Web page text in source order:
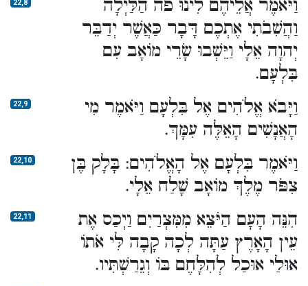
22,8
וַיֹּאמֶר אֲלֵיהֶם לִינוּ פֹה הַלַּיְלָה
וַהֲשִׁבֹתִי אֶתְכֶם דָּבָר כַּאֲשֶׁר יְדַבֵּר
יְהוָה אֵלָי וַיֵּשְׁבוּ שָׂרֵי מוֹאָב עִם
בִּלְעָם.
22,9
וַיָּבֹא אֱלֹהִים אֶל בִּלְעָם וַיֹּאמֶר מִי
הָאֲנָשִׁים הָאֵלֶּה עִמָּךְ.
22,10
וַיֹּאמֶר בִּלְעָם אֶל הָאֱלֹהִים: בָּלָק בֶּן
צִפֹּר מֶלֶךְ מוֹאָב שָׁלַח אֵלָי.
22,11
הִנֵּה הָעָם הַיֹּצֵא מִמִּצְרַיִם וַיְכַס אֶת
עֵין הָאָרֶץ עַתָּה לְכָה קָבָה לִּי אֹתוֹ
אוּלַי אוּכַל לְהִלָּחֶם בּוֹ וְגֵרַשְׁתִּיו.